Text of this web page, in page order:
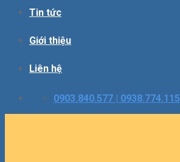
Tin tức
Giới thiệu
Liên hệ
0903.840.577 | 0938.774.115